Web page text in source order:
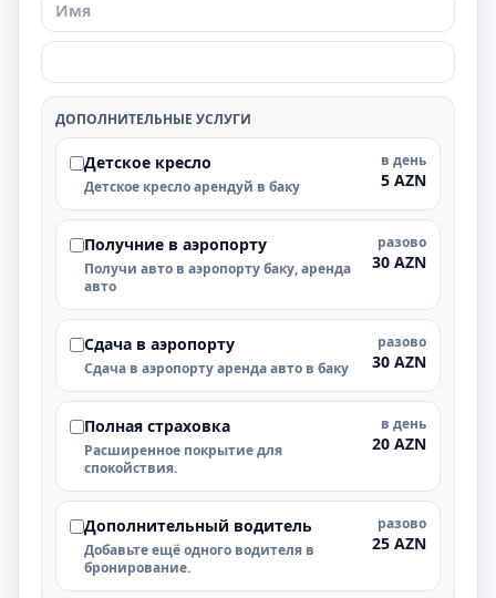
ДОПОЛНИТЕЛЬНЫЕ УСЛУГИ
Детское кресло
Детское кресло арендуй в баку
в день
5 AZN
Получние в аэропорту
Получи авто в аэропорту баку, аренда
авто
разово
30 AZN
Cдача в аэропорту
Cдача в аэропорту аренда авто в баку
разово
30 AZN
Полная страховка
Расширенное покрытие для
спокойствия.
в день
20 AZN
Дополнительный водитель
Добавьте ещё одного водителя в
бронирование.
разово
25 AZN